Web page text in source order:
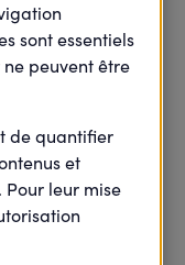
Santé Magazine
en
sont essentiels
peuvent être
de quantifier
et
leur mise